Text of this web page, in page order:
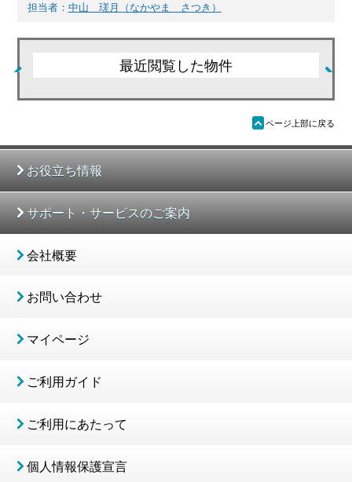
担当者： 中山 瑳月（なかやま さつき）
最近閲覧した物件
ü ページ上部に戻る
お役立ち情報
サポート・サービスのご案内
会社概要
お問い合わせ
マイページ
ご利用ガイド
ご利用にあたって
個人情報保護宣言